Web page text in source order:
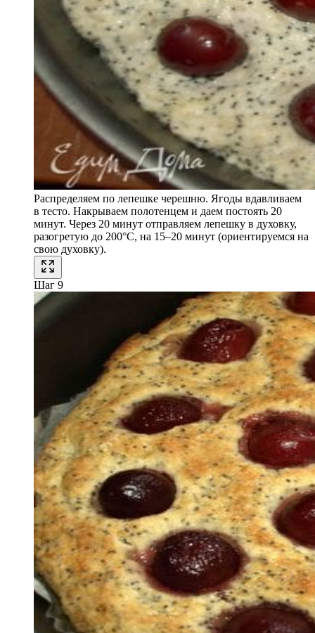
Распределяем по лепешке черешню. Ягоды вдавливаем
в тесто. Накрываем полотенцем и даем постоять 20
минут. Через 20 минут отправляем лепешку в духовку,
разогретую до 200°C, на 15–20 минут (ориентируемся на
свою духовку).
Шаг 9